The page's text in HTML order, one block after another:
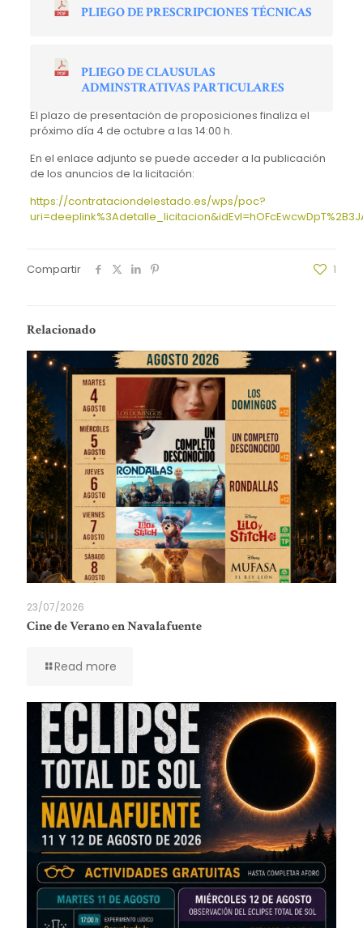
PLIEGO DE PRESCRIPCIONES TÉCNICAS
PLIEGO DE CLAUSULAS
ADMINSTRATIVAS PARTICULARES
El plazo de presentación de proposiciones finaliza el
próximo día 4 de octubre a las 14:00 h.
En el enlace adjunto se puede acceder a la publicación
de los anuncios de la licitación:
https://contrataciondelestado.es/wps/poc?
Compartir 1
Relacionado
23/07/2026
Cine de Verano en Navalafuente
Read more